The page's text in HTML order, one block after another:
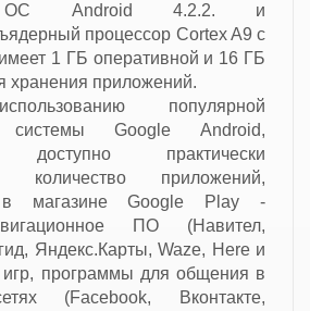
Android 4.2.2. и
процессор Cortex A9 с
1 ГБ оперативной и 16 ГБ
хранения приложений.
популярной
системы Google Android,
доступно практически
количество приложений,
в магазине Google Play -
ПО (Навител,
Яндекс.Карты, Waze, Here и
игр, программы для общения в
(Facebook, Вконтакте,